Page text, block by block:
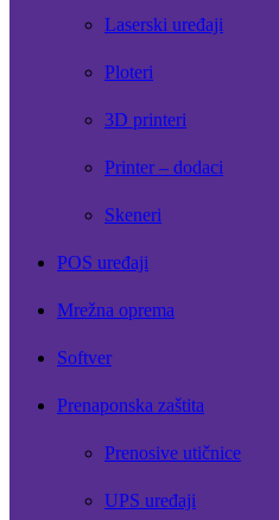
Laserski uređaji
Ploteri
3D printeri
Printer – dodaci
Skeneri
POS uređaji
Mrežna oprema
Softver
Prenaponska zaštita
Prenosive utičnice
UPS uređaji